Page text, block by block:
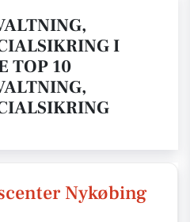
I
TOP 10
Nykøbing